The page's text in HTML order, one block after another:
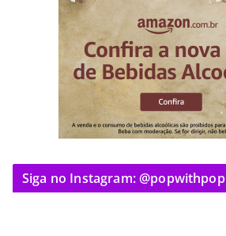
Siga no Instagram: @popwithpop